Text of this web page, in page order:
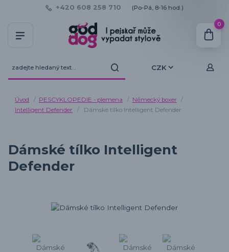
CZK
+420 608 258 710 (Po-Pá, 8-16 hod.)
0
Úvod PESCYKLOPEDIE - plemena
Německý boxer
Intelligent Defender
Dámské tílko Intelligent Defender
Dámské tílko Intelligent
Defender